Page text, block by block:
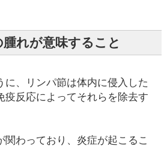
腫れが意味すること
に、リンパ節は体内に侵入した
疫反応によってそれらを除去す
関わっており、炎症が起こるこ